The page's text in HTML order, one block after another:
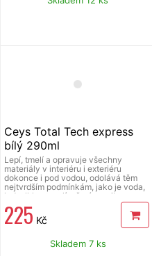
Ceys Total Tech express
bílý 290ml
Lepí, tmelí a opravuje všechny
materiály v interiéru i exteriéru
dokonce i pod vodou, odolává těm
nejtvrdším podmínkám, jako je voda,
led, vlhkost a plíseň, rány, vibrace,
tlaky, teplota, nestárne v průběhu
času a odolává UV záření, má
vynikající vlastnosti: vyplňuje, je
maximální přilnavost, je natíratelný za
vlhka, neobsahuje rozpouštědla,
225 Kč
Skladem 7 ks